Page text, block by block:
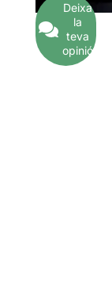
Deixa
la
teva
opinió